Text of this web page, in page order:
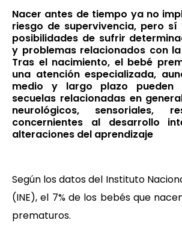
Nacer antes de tiempo ya no
riesgo de supervivencia, pero sí
posibilidades de sufrir
y problemas relacionados con
Tras el nacimiento, el bebé
una atención especializada,
medio y largo plazo pueden
secuelas relacionadas en
neurológicos, sensoriales,
concernientes al desarrollo
alteraciones del aprendizaje
Según los datos del Instituto
(INE), el 7% de los bebés que
prematuros.